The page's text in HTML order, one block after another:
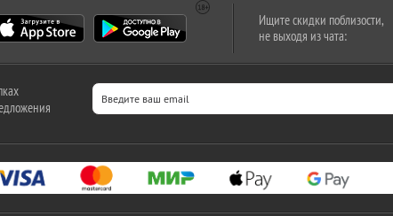
Ищите скидки поблизости,
не выходя из чата: